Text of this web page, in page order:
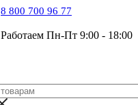
8 800 700 96 77
Работаем Пн-Пт 9:00 - 18:00